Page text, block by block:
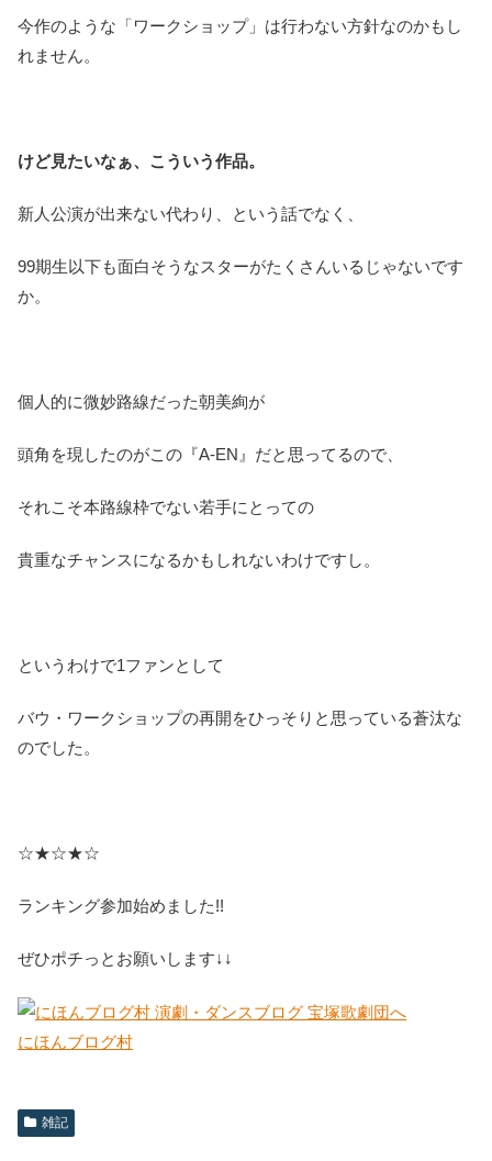
今作のような「ワークショップ」は行わない方針なのかもし
れません。
けど見たいなぁ、こういう作品。
新人公演が出来ない代わり、という話でなく、
99期生以下も面白そうなスターがたくさんいるじゃないです
か。
個人的に微妙路線だった朝美絢が
頭角を現したのがこの『A-EN』だと思ってるので、
それこそ本路線枠でない若手にとっての
貴重なチャンスになるかもしれないわけですし。
というわけで1ファンとして
バウ・ワークショップの再開をひっそりと思っている蒼汰な
のでした。
☆★☆★☆
ランキング参加始めました!!
ぜひポチっとお願いします↓↓
にほんブログ村
雑記